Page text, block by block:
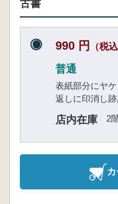
古書
990 円 （税込
普通
表紙部分にヤ
返しに印消し跡
店内在庫 2